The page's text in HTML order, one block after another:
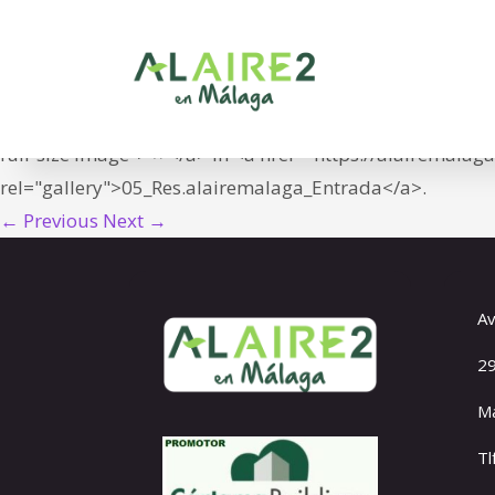
<span class="meta-prep meta-prep-entry-
full-size image"> × </a> in <a href="https://
rel="gallery">05_Res.alairemalaga_Entrada</a>.
← Previous Next →